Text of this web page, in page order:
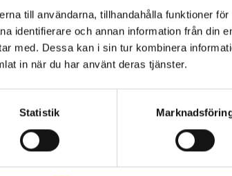
till användarna, tillhandahålla funktioner för
identifierare och annan information från din
med. Dessa kan i sin tur kombinera
in när du har använt deras tjänster.
Statistik
njutning
väder
Har du
Den är lika
kall och
väder, året